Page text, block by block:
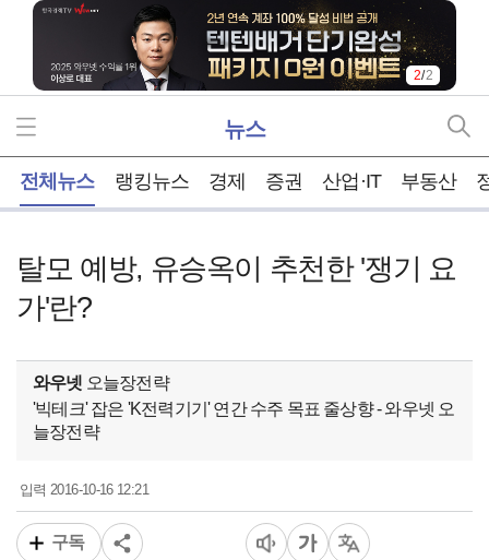
2/2
뉴스
전체뉴스 랭킹뉴스 경제 증권 산업·IT 부동산
탈모 예방, 유승옥이 추천한 '쟁기 요
가'란?
와우넷 오늘장전략
'빅테크' 잡은 'K전력기기' 연간 수주 목표 줄상향 - 와우넷 오
늘장전략
입력 2016-10-16 12:21
구독